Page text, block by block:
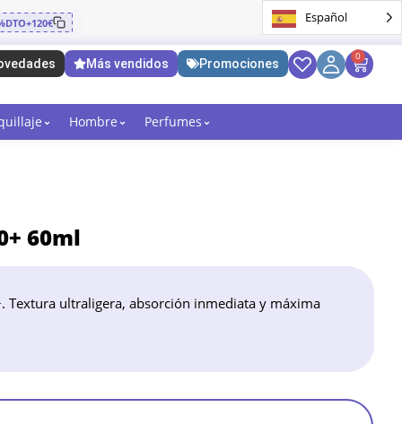
Español
Más vendidos Promociones
0
Hombre Perfumes
60ml
Textura ultraligera, absorción inmediata y máxima